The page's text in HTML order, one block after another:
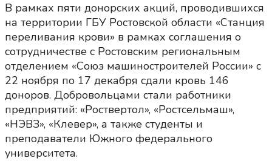
В рамках пяти донорских акций, проводившихся
на территории ГБУ Ростовской области «Станция
переливания крови» в рамках соглашения о
сотрудничестве с Ростовским региональным
отделением «Союз машиностроителей России» с
22 ноября по 17 декабря сдали кровь 146
доноров. Добровольцами стали работники
предприятий: «Роствертол», «Ростсельмаш»,
«НЭВЗ», «Клевер», а также студенты и
преподаватели Южного федерального
университета.